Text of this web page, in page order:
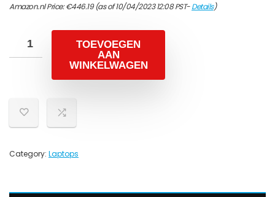
Amazon.nl Price:€446.19(as of 10/04/2023 12:08 PST-Details)
TOEVOEGEN
AAN
WINKELWAGEN
Category: Laptops